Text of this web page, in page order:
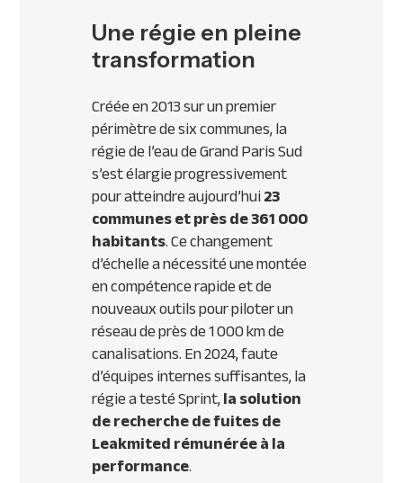
Nous contacter
Une régie en pleine
transformation
Créée en 2013 sur un premier
périmètre de six communes, la
régie de l’eau de Grand Paris Sud
s’est élargie progressivement
pour atteindre aujourd’hui23
communes et près de 361 000
habitants. Ce changement
d’échelle a nécessité une montée
en compétence rapide et de
nouveaux outils pour piloter un
réseau de près de 1 000 km de
canalisations. En 2024, faute
d’équipes internes suffisantes, la
régie a testé Sprint,la solution
de recherche de fuites de
Leakmited rémunérée à la
performance.